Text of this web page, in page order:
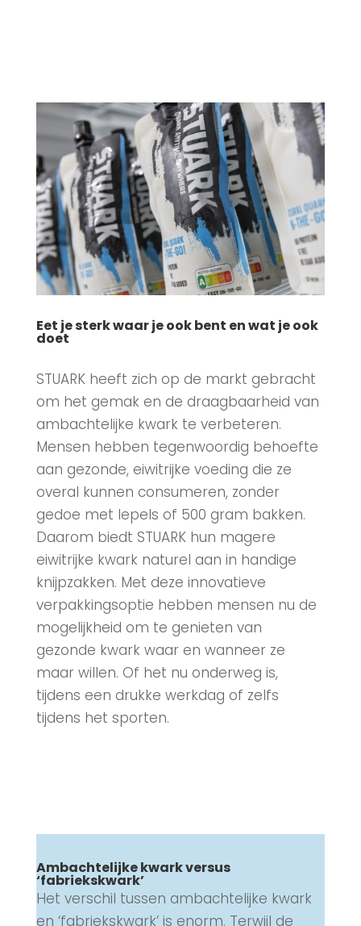
Eet je sterk waar je ook bent en wat je ook
doet
STUARK heeft zich op de markt gebracht
om het gemak en de draagbaarheid van
ambachtelijke kwark te verbeteren.
Mensen hebben tegenwoordig behoefte
aan gezonde, eiwitrijke voeding die ze
overal kunnen consumeren, zonder
gedoe met lepels of 500 gram bakken.
Daarom biedt STUARK hun magere
eiwitrijke kwark naturel aan in handige
knijpzakken. Met deze innovatieve
verpakkingsoptie hebben mensen nu de
mogelijkheid om te genieten van
gezonde kwark waar en wanneer ze
maar willen. Of het nu onderweg is,
tijdens een drukke werkdag of zelfs
tijdens het sporten.
Ambachtelijke kwark versus
‘fabriekskwark’
Het verschil tussen ambachtelijke kwark
en ‘fabriekskwark’ is enorm. Terwijl de